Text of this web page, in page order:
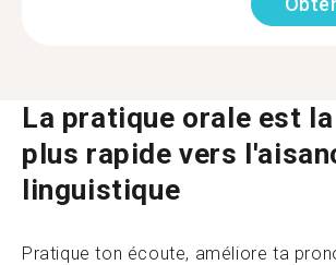
La pratique orale est
plus rapide vers
linguistique
Pratique ton écoute, améliore ta